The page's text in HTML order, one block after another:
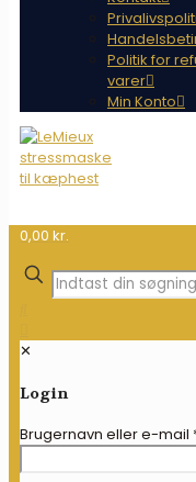
Politik for
varer
Min Konto
0,00 kr.
✕
Login
Brugernavn eller e-mail